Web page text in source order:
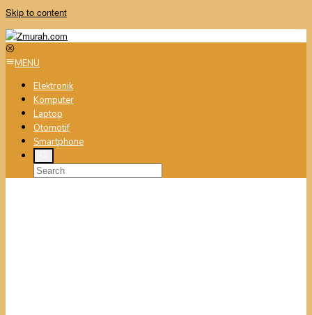
Skip to content
MENU
Elektronik
Komputer
Laptop
Otomotif
Smartphone